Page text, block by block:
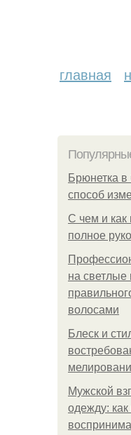
главная
Брюнетка в
способ
С чем и как
полное
на
волосами
Блеск и
Мужской
одежду: